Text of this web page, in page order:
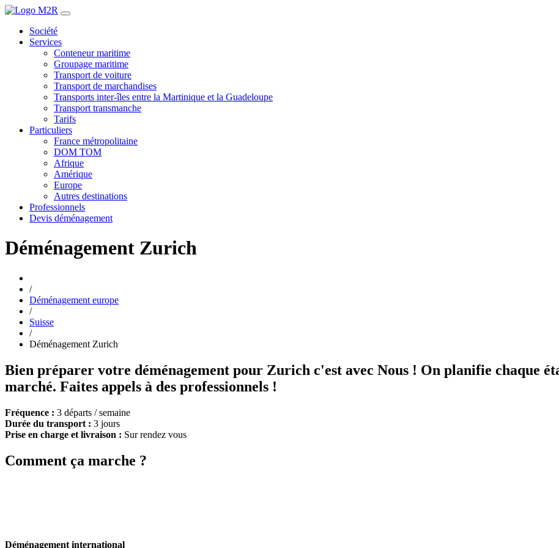
Société
Services
Conteneur maritime
Groupage maritime
Transport de voiture
Transport de marchandises
Transports inter-îles entre la Martinique et la Guadeloupe
Transport transmanche
Tarifs
Particuliers
France métropolitaine
DOM TOM
Afrique
Amérique
Europe
Autres destinations
Professionnels
Devis déménagement
Déménagement Zurich
/
Déménagement europe
/
Suisse
/
Déménagement Zurich
Bien préparer votre déménagement pour Zurich c'est avec Nous ! On planifie chaque
marché. Faites appels à des professionnels !
Fréquence : 3 départs / semaine
Durée du transport : 3 jours
Prise en charge et livraison : Sur rendez vous
Comment ça marche ?
Déménagement international